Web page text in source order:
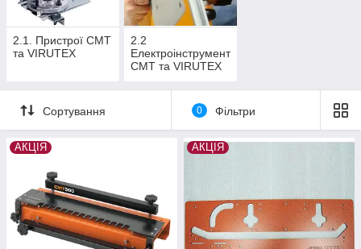
2.1. Пристрої CMT
та VIRUTEX
2.2
Електроінструмент
CMT та VIRUTEX
Сортування 0 Фільтри
АКЦІЯ АКЦІЯ